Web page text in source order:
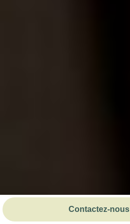
Contactez-nous